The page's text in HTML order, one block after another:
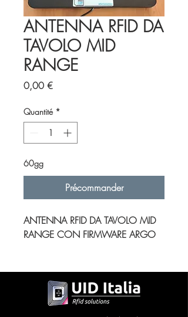
ANTENNA RFID DA
TAVOLO MID
RANGE
0,00 €Prix
Quantité *
60gg
Précommander
ANTENNA RFID DA TAVOLO MID
RANGE CON FIRMWARE ARGO